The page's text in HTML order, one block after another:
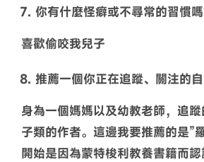
你有什麼怪癖或不尋常的習慣嗎
喜歡偷咬我兒子
推薦一個你正在追蹤、關注的
身為一個媽媽以及幼教老師，追
子類的作者。這邊我要推薦的是”
開始是因為蒙特梭利教養書籍而